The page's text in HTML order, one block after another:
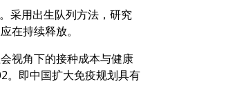
采用出生队列方法，研究
在持续释放。
视角下的接种成本与健康
。即中国扩大免疫规划具有